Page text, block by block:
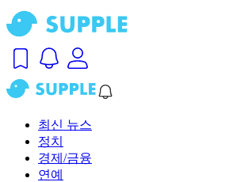
최신 뉴스
정치
경제/금융
연예